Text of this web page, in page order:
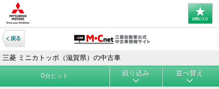
三菱 ミニカトッポ（滋賀県）の中古車
0台ヒット 絞り込み 並べ替え